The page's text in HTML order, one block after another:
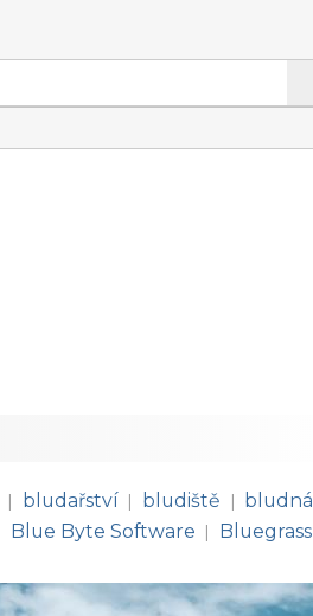
| bludařství | bludiště | bludná
Blue Byte Software |
Bluegrass